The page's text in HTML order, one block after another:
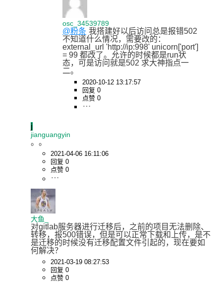
osc_34539789
@粉条 我搭建好以后访问总是报错502
不知道什么情况，需要改的：
external_url 'http://ip:998' unicorn['port']
= 99 都改了。允许的时候都是run状
态，可是访问就是502 求大神指点一
二。
2020-10-12 13:17:57
回复 0
点赞 0
j
jianguangyin
。。
2021-04-06 16:11:06
回复 0
点赞 0
大鱼_
对gitlab服务器进行迁移后，之前的项目无法删除、
转移，报500错误，但是可以正常下载和上传，是不
是迁移的时候没有迁移配置文件引起的，现在要如
何解决？
2021-03-19 08:27:53
回复 0
点赞 0